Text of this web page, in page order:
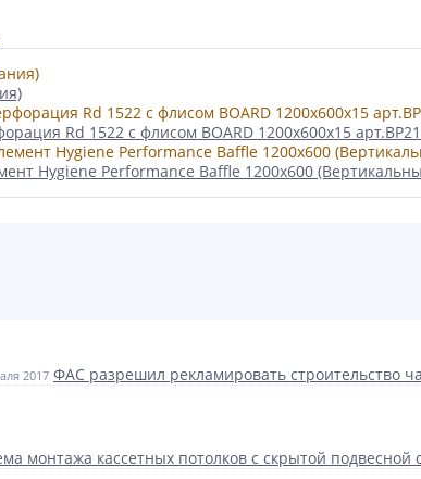
Rd 1522 с флисом BOARD 1200x600x15
Hygiene Performance Baffle 1200х600
2017 ФАС разрешил рекламировать строительство
монтажа кассетных потолков с скрытой подвесной